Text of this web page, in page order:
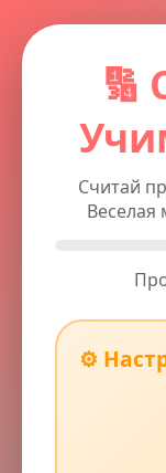
🔢
Считай
Веселая
⚙️